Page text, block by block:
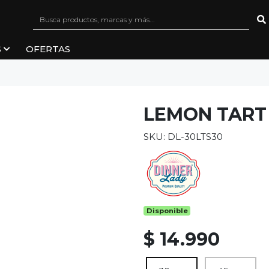
OFERTAS
LEMON
SKU: DL-30LTS30
Disponible
$ 14.990